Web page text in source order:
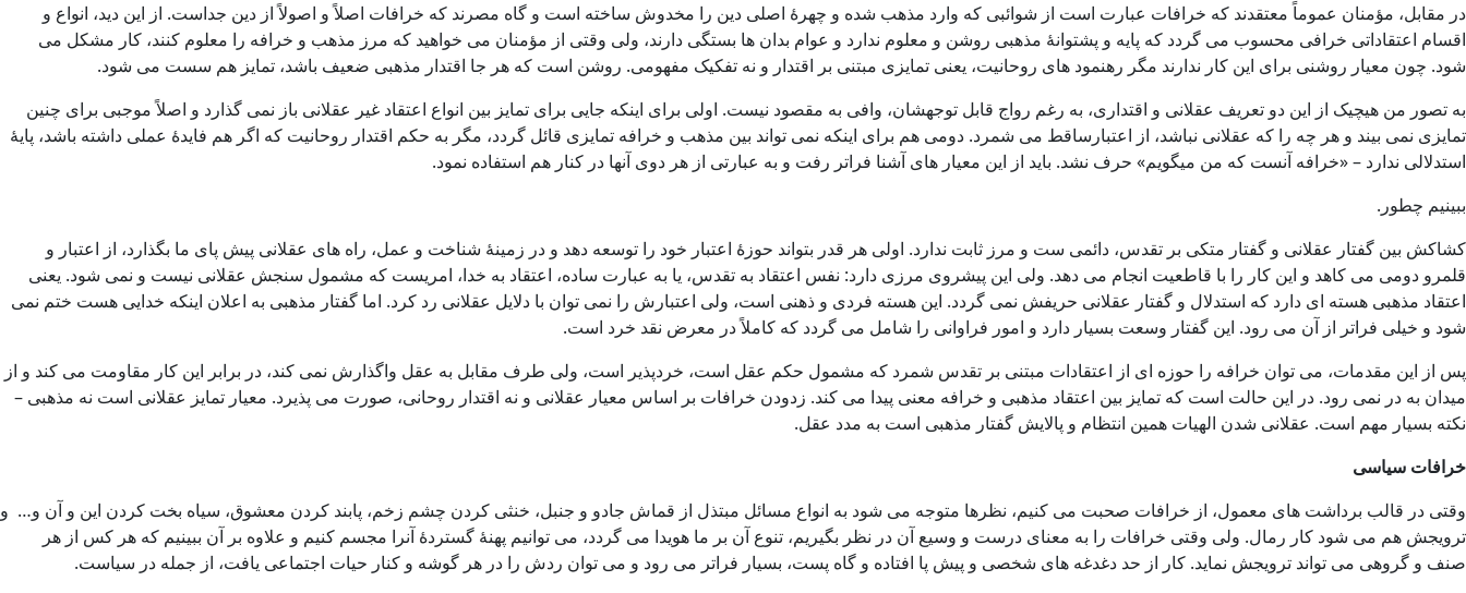
در مقابل، مؤمنان عموماً معتقدند که خرافات عبارت است از شوائبی که وارد مذهب شده و چهرۀ اصلی دین را مخدوش ساخته است و گاه مصرند که خرافات اصلاً و اصولاً از دین جداست. از این دید، انواع و
اقسام اعتقاداتی خرافی محسوب می گردد که پایه و پشتوانۀ مذهبی روشن و معلوم ندارد و عوام بدان ها بستگی دارند، ولی وقتی از مؤمنان می خواهید که مرز مذهب و خرافه را معلوم کنند، کار مشکل می
شود. چون معیار روشنی برای این کار ندارند مگر رهنمود های روحانیت، یعنی تمایزی مبتنی بر اقتدار و نه تفکیک مفهومی. روشن است که هر جا اقتدار مذهبی ضعیف باشد، تمایز هم سست می شود.
به تصور من هیچیک از این دو تعریف عقلانی و اقتداری، به رغم رواج قابل توجهشان، وافی به مقصود نیست. اولی برای اینکه جایی برای تمایز بین انواع اعتقاد غیر عقلانی باز نمی گذارد و اصلاً موجبی برای چنین
تمایزی نمی بیند و هر چه را که عقلانی نباشد، از اعتبارساقط می شمرد. دومی هم برای اینکه نمی تواند بین مذهب و خرافه تمایزی قائل گردد، مگر به حکم اقتدار روحانیت که اگر هم فایدۀ عملی داشته باشد، پایۀ
استدلالی ندارد – «خرافه آنست که من میگویم» حرف نشد. باید از این معیار های آشنا فراتر رفت و به عبارتی از هر دوی آنها در کنار هم استفاده نمود.
ببینیم چطور.
کشاکش بین گفتار عقلانی و گفتار متکی بر تقدس، دائمی ست و مرز ثابت ندارد. اولی هر قدر بتواند حوزۀ اعتبار خود را توسعه دهد و در زمینۀ شناخت و عمل، راه های عقلانی پیش پای ما بگذارد، از اعتبار و
قلمرو دومی می کاهد و این کار را با قاطعیت انجام می دهد. ولی این پیشروی مرزی دارد: نفس اعتقاد به تقدس، یا به عبارت ساده، اعتقاد به خدا، امریست که مشمول سنجش عقلانی نیست و نمی شود. یعنی
اعتقاد مذهبی هسته ای دارد که استدلال و گفتار عقلانی حریفش نمی گردد. این هسته فردی و ذهنی است، ولی اعتبارش را نمی توان با دلایل عقلانی رد کرد. اما گفتار مذهبی به اعلان اینکه خدایی هست ختم نمی
شود و خیلی فراتر از آن می رود. این گفتار وسعت بسیار دارد و امور فراوانی را شامل می گردد که کاملاً در معرض نقد خرد است.
پس از این مقدمات، می توان خرافه را حوزه ای از اعتقادات مبتنی بر تقدس شمرد که مشمول حکم عقل است، خردپذیر است، ولی طرف مقابل به عقل واگذارش نمی کند، در برابر این کار مقاومت می کند و از
میدان به در نمی رود. در این حالت است که تمایز بین اعتقاد مذهبی و خرافه معنی پیدا می کند. زدودن خرافات بر اساس معیار عقلانی و نه اقتدار روحانی، صورت می پذیرد. معیار تمایز عقلانی است نه مذهبی –
نکته بسیار مهم است. عقلانی شدن الهیات همین انتظام و پالایش گفتار مذهبی است به مدد عقل.
خرافات سیاسی
وقتی در قالب برداشت های معمول، از خرافات صحبت می کنیم، نظرها متوجه می شود به انواع مسائل مبتذل از قماش جادو و جنبل، خنثی کردن چشم زخم، پابند کردن معشوق، سیاه بخت کردن این و آن و… و
ترویجش هم می شود کار رمال. ولی وقتی خرافات را به معنای درست و وسیع آن در نظر بگیریم، تنوع آن بر ما هویدا می گردد، می توانیم پهنۀ گستردۀ آنرا مجسم کنیم و علاوه بر آن ببینیم که هر کس از هر
صنف و گروهی می تواند ترویجش نماید. کار از حد دغدغه های شخصی و پیش پا افتاده و گاه پست، بسیار فراتر می رود و می توان ردش را در هر گوشه و کنار حیات اجتماعی یافت، از جمله در سیاست.